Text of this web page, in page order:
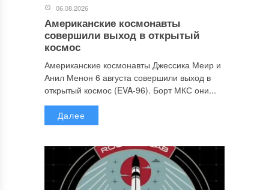
06.08.2026
Американские космонавты
совершили выход в открытый
космос
Американские космонавты Джессика Меир и
Анил Менон 6 августа совершили выход в
открытый космос (EVA-96). Борт МКС они...
Далее